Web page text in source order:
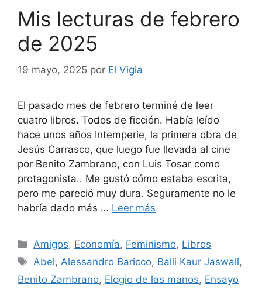
Mis lecturas de febrero
de 2025
19 mayo, 2025 por El Vigia
El pasado mes de febrero terminé de leer
cuatro libros. Todos de ficción. Había leído
hace unos años Intemperie, la primera obra de
Jesús Carrasco, que luego fue llevada al cine
por Benito Zambrano, con Luis Tosar como
protagonista.. Me gustó cómo estaba escrita,
pero me pareció muy dura. Seguramente no le
habría dado más … Leer más
Categorías
Amigos, Economía, Feminismo, Libros
Etiquetas
Abel, Alessandro Baricco, Balli Kaur Jaswall,
Benito Zambrano, Elogio de las manos, Ensayo